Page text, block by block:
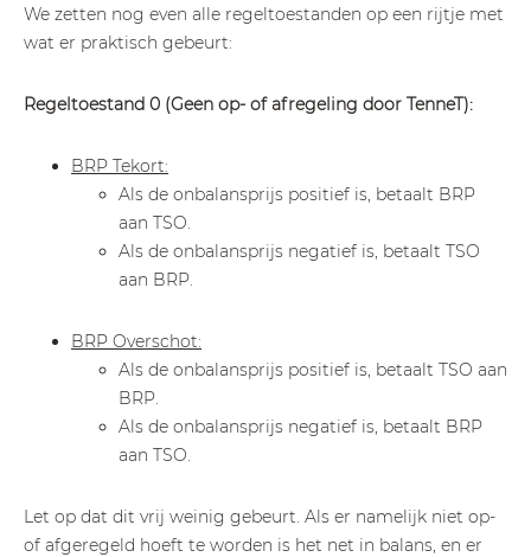
We zetten nog even alle regeltoestanden op een rijtje met
wat er praktisch gebeurt:
Regeltoestand 0 (Geen op- of afregeling door TenneT):
BRP Tekort:
Als de onbalansprijs positief is, betaalt BRP
aan TSO.
Als de onbalansprijs negatief is, betaalt TSO
aan BRP.
BRP Overschot:
Als de onbalansprijs positief is, betaalt TSO aan
BRP.
Als de onbalansprijs negatief is, betaalt BRP
aan TSO.
Let op dat dit vrij weinig gebeurt. Als er namelijk niet op-
of afgeregeld hoeft te worden is het net in balans, en er